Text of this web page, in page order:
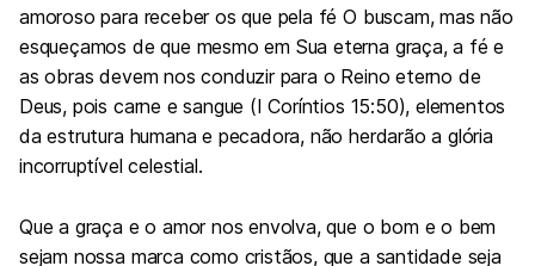
amoroso para receber os que pela fé O buscam, mas não
esqueçamos de que mesmo em Sua eterna graça, a fé e
as obras devem nos conduzir para o Reino eterno de
Deus, pois carne e sangue (I Coríntios 15:50), elementos
da estrutura humana e pecadora, não herdarão a glória
incorruptível celestial.
Que a graça e o amor nos envolva, que o bom e o bem
sejam nossa marca como cristãos, que a santidade seja